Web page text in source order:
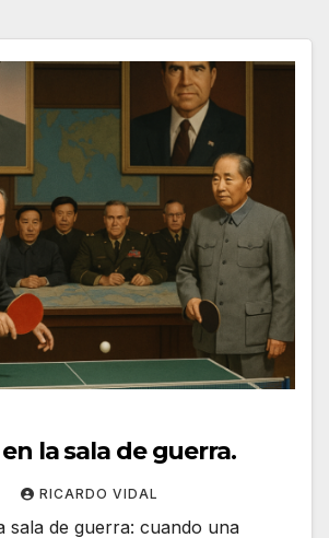
la sala de guerra.
RICARDO VIDAL
sala de guerra: cuando una